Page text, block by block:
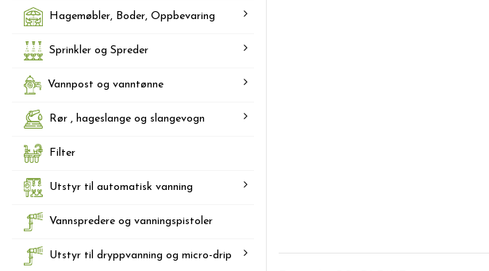
Hagemøbler, Boder, Oppbevaring
Sprinkler og Spreder
Vannpost og vanntønne
Rør , hageslange og slangevogn
Filter
Utstyr til automatisk vanning
Vannspredere og vanningspistoler
Utstyr til dryppvanning og micro-drip